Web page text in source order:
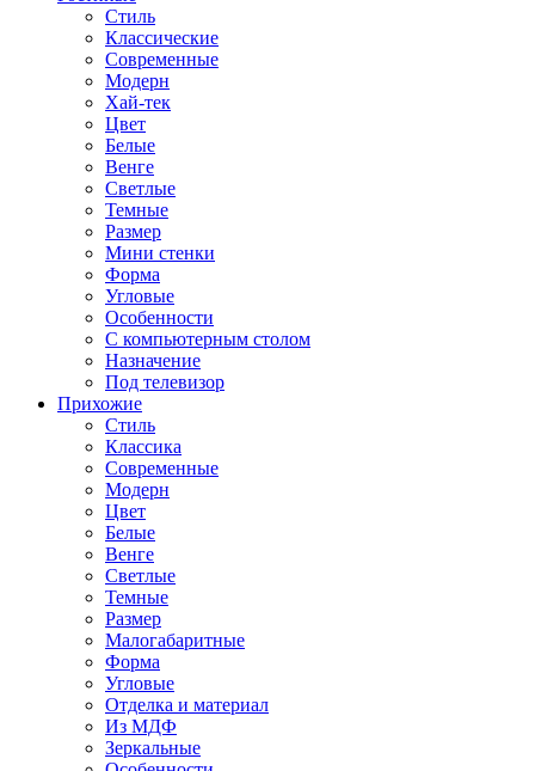
Стиль
Классические
Современные
Модерн
Хай-тек
Цвет
Белые
Венге
Светлые
Темные
Размер
Мини стенки
Форма
Угловые
Особенности
С компьютерным столом
Назначение
Под телевизор
Прихожие
Стиль
Классика
Современные
Модерн
Цвет
Белые
Венге
Светлые
Темные
Размер
Малогабаритные
Форма
Угловые
Отделка и материал
Из МДФ
Зеркальные